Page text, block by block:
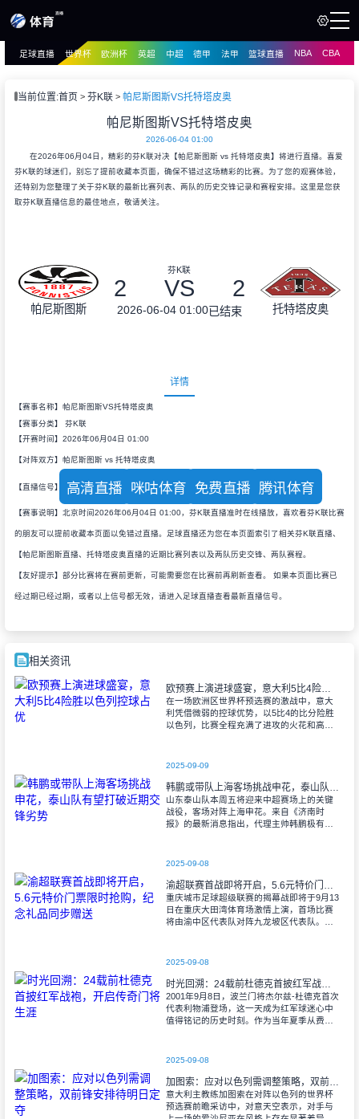
播
足球直播 世界杯 欧洲杯 英超 中超 德甲 法甲 篮球直播 NBA CBA
当前位置:首页 芬K联 帕尼斯图斯VS托特塔皮奥
帕尼斯图斯VS托特塔皮奥
2026-06-04 01:00
在2026年06月04日，精彩的芬K联对决【帕尼斯图斯 vs 托特塔皮奥】将进行直播。喜爱
芬K联的球迷们，别忘了提前收藏本页面，确保不错过这场精彩的比赛。为了您的观赛体验，
还特别为您整理了关于芬K联的最新比赛列表、两队的历史交锋记录和赛程安排。这里是您获
取芬K联直播信息的最佳地点，敬请关注。
帕尼斯图斯
芬K联
2 VS 2
2026-06-04 01:00已结束 托特塔皮奥
详情
【赛事名称】帕尼斯图斯VS托特塔皮奥
【赛事分类】 芬K联
【开赛时间】2026年06月04日 01:00
【对阵双方】帕尼斯图斯 vs 托特塔皮奥
【直播信号】 高清直播 咪咕体育 免费直播 腾讯体育
【赛事说明】北京时间2026年06月04日 01:00，芬K联直播准时在线播放，喜欢看芬K联比赛
的朋友可以提前收藏本页面以免错过直播。足球直播还为您在本页面索引了相关芬K联直播、
【帕尼斯图斯直播、托特塔皮奥直播的近期比赛列表以及两队历史交锋、两队赛程。
【友好提示】部分比赛将在赛前更新，可能需要您在比赛前再刷新查看。 如果本页面比赛已
经过期已经过期，或者以上信号都无效，请进入足球直播查看最新直播信号。
相关资讯
欧预赛上演进球盛宴，意大利5比4险胜以色列控球占优
在一场欧洲区世界杯预选赛的激战中，意大
利凭借微弱的控球优势，以5比4的比分险胜
以色列，比赛全程充满了进攻的火花和高效
2025-09-09
山东泰山队本周五将迎来中超赛场上的关键
战役，客场对阵上海申花。来自《济南时
报》的最新消息指出，代理主帅韩鹏极有可
验。
2025-09-08
渝超联赛首战即将开启，5.6元特价门票限时抢购，纪念礼品同步赠送
重庆城市足球超级联赛的揭幕战即将于9月13
日在重庆大田湾体育场激情上演，首场比赛
将由渝中区代表队对阵九龙坡区代表队。据
2025-09-08
时光回溯：24载前杜德克首披红军战袍，开启传奇门将生涯
2001年9月8日，波兰门将杰尔兹-杜德克首次
代表利物浦登场，这一天成为红军球迷心中
值得铭记的历史时刻。作为当年夏季从费耶
2025-09-08
加图索：应对以色列需调整策略，双前锋安排待明日定夺
意大利主教练加图索在对阵以色列的世界杯
预选赛前瞻采访中，对意天空表示，对手与